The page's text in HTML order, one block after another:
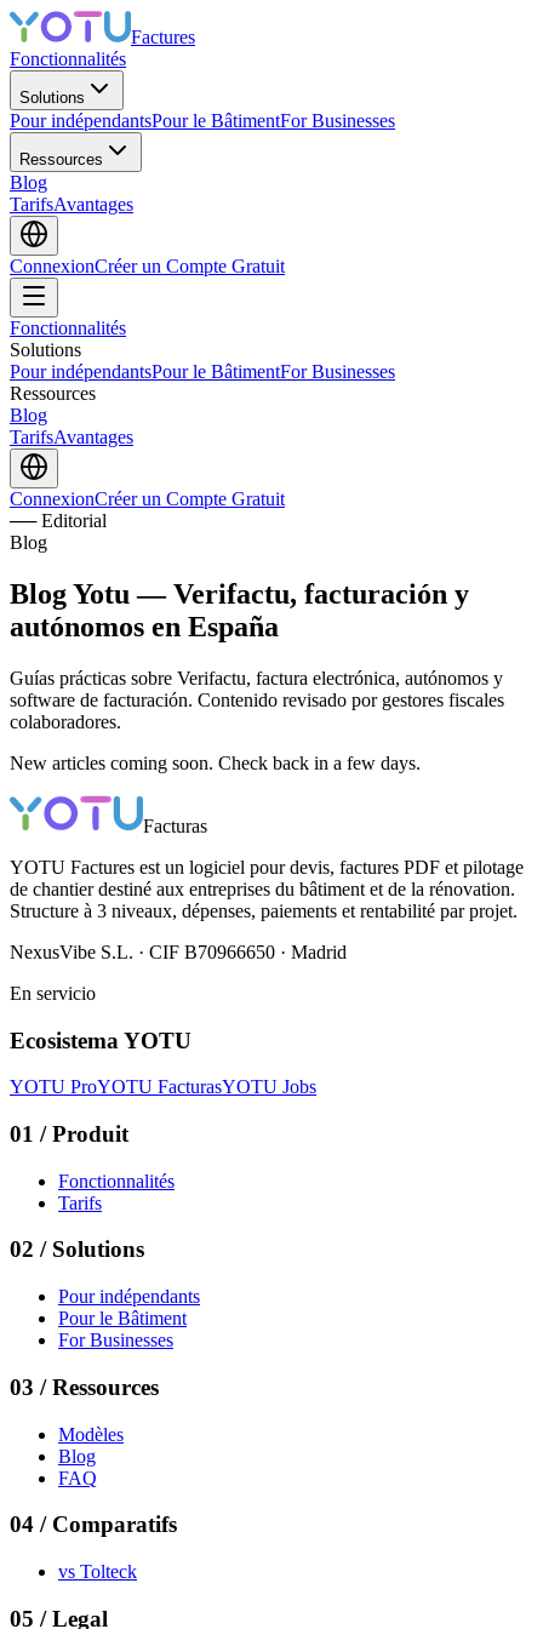
Factures
Fonctionnalités
Solutions
Pour indépendantsPour le BâtimentFor Businesses
Ressources
Blog
TarifsAvantages
ConnexionCréer un Compte Gratuit
Fonctionnalités
Solutions
Pour indépendantsPour le BâtimentFor Businesses
Ressources
Blog
TarifsAvantages
ConnexionCréer un Compte Gratuit
── Editorial
Blog
Blog Yotu — Verifactu, facturación y
autónomos en España
Guías prácticas sobre Verifactu, factura electrónica, autónomos y
software de facturación. Contenido revisado por gestores fiscales
colaboradores.
New articles coming soon. Check back in a few days.
Facturas
YOTU Factures est un logiciel pour devis, factures PDF et pilotage
de chantier destiné aux entreprises du bâtiment et de la rénovation.
Structure à 3 niveaux, dépenses, paiements et rentabilité par projet.
NexusVibe S.L. · CIF B70966650 · Madrid
En servicio
Ecosistema YOTU
YOTU ProYOTU FacturasYOTU Jobs
01 / Produit
Fonctionnalités
Tarifs
02 / Solutions
Pour indépendants
Pour le Bâtiment
For Businesses
03 /Ressources
Modèles
Blog
FAQ
04 / Comparatifs
vs Tolteck
05 / Legal